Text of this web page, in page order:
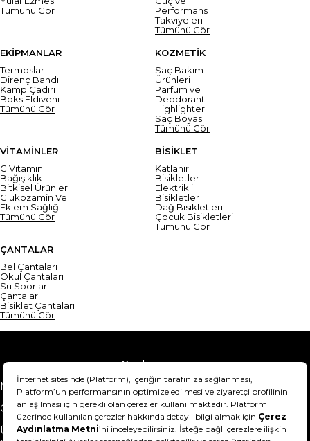
Tümünü Gör
Performans
Takviyeleri
Tümünü Gör
EKİPMANLAR
Termoslar
Direnç Bandı
Kamp Çadırı
Boks Eldiveni
Tümünü Gör
KOZMETİK
Saç Bakım
Ürünleri
Parfüm ve
Deodorant
Highlighter
Saç Boyası
Tümünü Gör
VİTAMİNLER
C Vitamini
Bağışıklık
Bitkisel Ürünler
Glukozamin Ve
Eklem Sağlığı
Tümünü Gör
BİSİKLET
Katlanır
Bisikletler
Elektrikli
Bisikletler
Dağ Bisikletleri
Çocuk Bisikletleri
Tümünü Gör
ÇANTALAR
Bel Çantaları
Okul Çantaları
Su Sporları
Çantaları
Bisiklet Çantaları
Tümünü Gör
Yardım
Mesafeli Satış Sözleşmesi
Teslimat Bilgisi
Gizlilik Sözleşmesi
Şartlar & Koşullar
Ürünümü nasıl iade
Hakkımızda